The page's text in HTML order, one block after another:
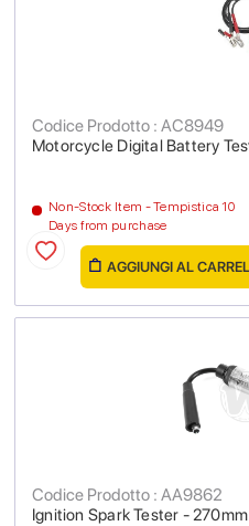
Motorcycle Digital Battery
Codice Prodotto : AC8949
Non-Stock Item - Tempistica 10
Days from purchase
AGGIUNGI AL
Ignition Spark Tester - 270mm
Codice Prodotto : AA9862